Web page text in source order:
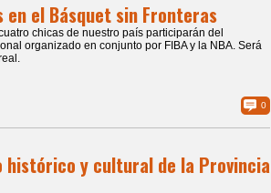
en el Básquet sin Fronteras
chicas de nuestro país participarán del
organizado en conjunto por FIBA y la NBA. Será
0
histórico y cultural de la Provincia